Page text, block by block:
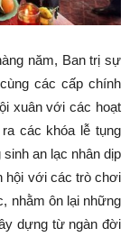
năm, Ban trị sự
các cấp chính
xuân với các hoạt
các khóa lễ tụng
an lạc nhân dịp
hội với các trò chơi
nhằm ôn lại những
dựng từ ngàn đời